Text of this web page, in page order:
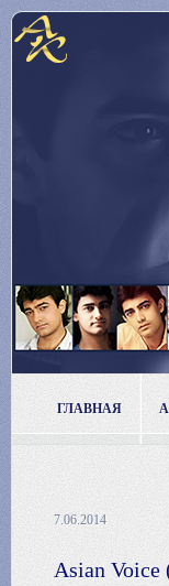
ГЛАВНАЯ
7.06.2014
Asian Voice